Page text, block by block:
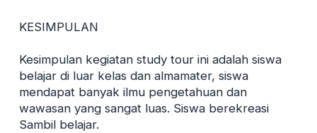
KESIMPULAN
Kesimpulan kegiatan study tour ini adalah siswa
belajar di luar kelas dan almamater, siswa
mendapat banyak ilmu pengetahuan dan
wawasan yang sangat luas. Siswa berekreasi
Sambil belajar.